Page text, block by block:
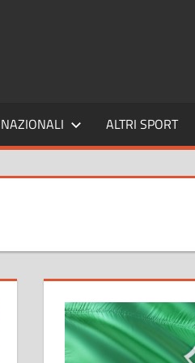
NAZIONALI ALTRI SPORT